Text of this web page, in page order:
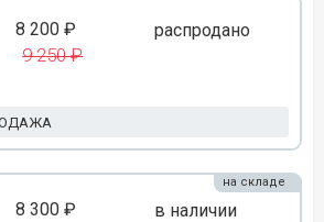
8 200 ₽
9 250 ₽
распродано
8 300 ₽ в наличии
на складе